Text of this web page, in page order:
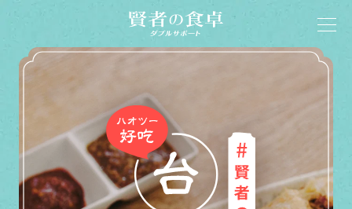
賢者の食卓 ダブルサポートが台湾